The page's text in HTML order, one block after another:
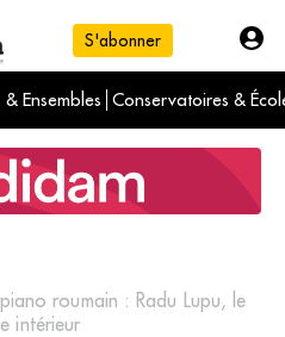
S'abonner
Ensembles Conservatoires &
du jour
du mois
roumain : Radu Lupu, le
intérieur